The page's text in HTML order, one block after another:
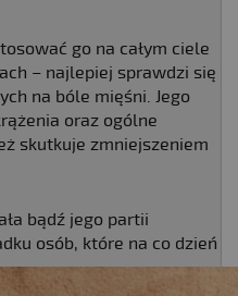
go na całym ciele
– najlepiej sprawdzi się
na bóle mięśni. Jego
oraz ogólne
skutkuje zmniejszeniem
bądź jego partii
osób, które na co dzień